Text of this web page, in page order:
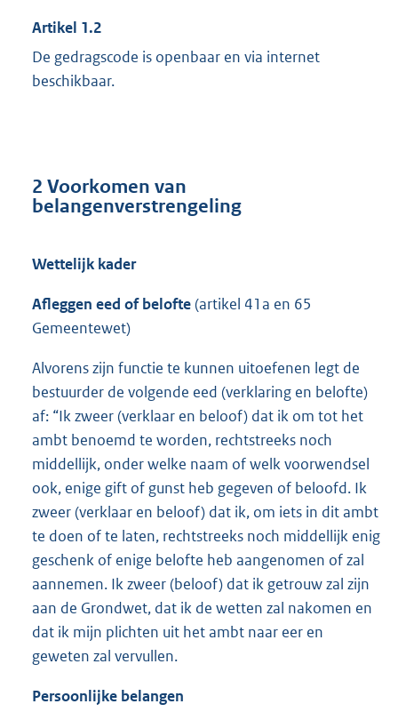
Artikel 1.2
De gedragscode is openbaar en via internet
beschikbaar.
2 Voorkomen van
belangenverstrengeling
Wettelijk kader
Afleggen eed of belofte(artikel 41a en 65
Gemeentewet)
Alvorens zijn functie te kunnen uitoefenen legt de
bestuurder de volgende eed (verklaring en belofte)
af: “Ik zweer (verklaar en beloof) dat ik om tot het
ambt benoemd te worden, rechtstreeks noch
middellijk, onder welke naam of welk voorwendsel
ook, enige gift of gunst heb gegeven of beloofd. Ik
zweer (verklaar en beloof) dat ik, om iets in dit ambt
te doen of te laten, rechtstreeks noch middellijk enig
geschenk of enige belofte heb aangenomen of zal
aannemen. Ik zweer (beloof) dat ik getrouw zal zijn
aan de Grondwet, dat ik de wetten zal nakomen en
dat ik mijn plichten uit het ambt naar eer en
geweten zal vervullen.
Persoonlijke belangen